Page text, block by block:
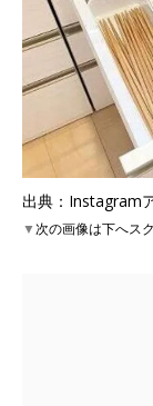
出典：Instagram
▼次の画像は下へス